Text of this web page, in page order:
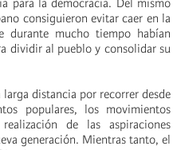
para la democracia. Del mismo
consiguieron evitar caer en la
durante mucho tiempo habían
dividir al pueblo y consolidar su
distancia por recorrer desde
populares, los movimientos
de las aspiraciones
generación. Mientras tanto, el